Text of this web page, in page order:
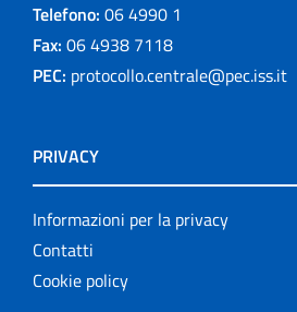
Telefono: 06 4990 1
Fax: 06 4938 7118
PEC: protocollo.centrale@pec.iss.it
PRIVACY
Informazioni per la privacy
Contatti
Cookie policy